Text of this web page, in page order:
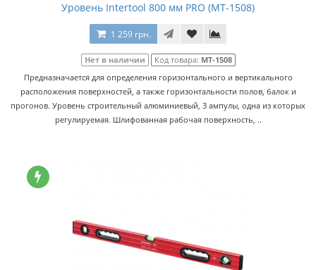
Уровень Intertool 800 мм PRO (MT-1508)
1 259 грн.
Нет в наличии Код товара: MT-1508
Предназначается для определения горизонтального и вертикального
расположения поверхностей, а также горизонтальности полов, балок и
прогонов. Уровень строительный алюминиевый, 3 ампулы, одна из которых
регулируемая. Шлифованная рабочая поверхность, ..